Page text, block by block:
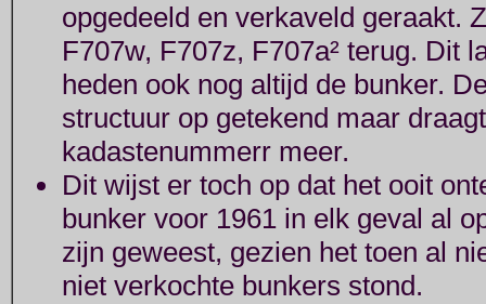
opgedeeld en verkaveld geraakt.
F707w, F707z, F707a² terug. Dit
heden ook nog altijd de bunker.
structuur op getekend maar
kadastenummerr meer.
Dit wijst er toch op dat het ooit
bunker voor 1961 in elk geval al
zijn geweest, gezien het toen al
niet verkochte bunkers stond.